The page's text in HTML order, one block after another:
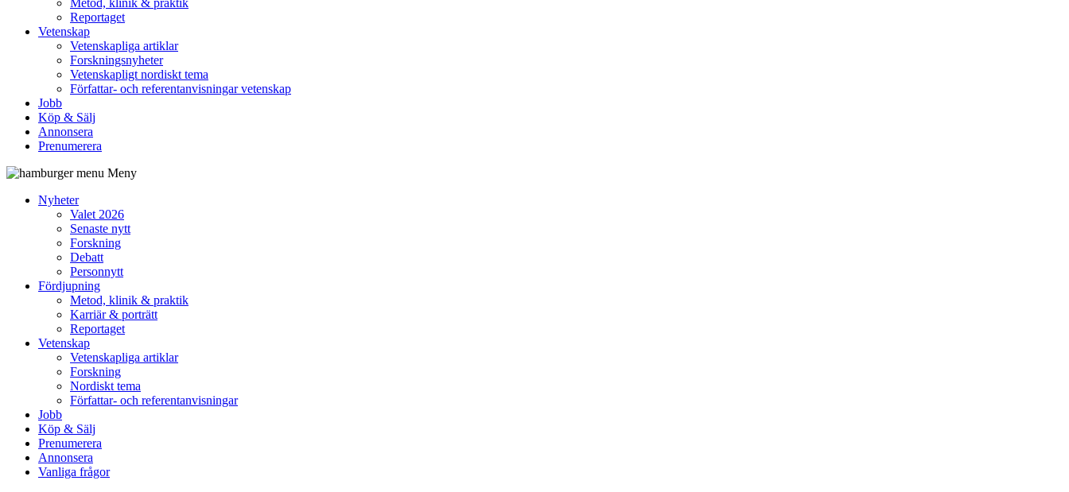
Metod, klinik & praktik
Reportaget
Vetenskap
Vetenskapliga artiklar
Forskningsnyheter
Vetenskapligt nordiskt tema
Författar- och referentanvisningar vetenskap
Jobb
Köp & Sälj
Annonsera
Prenumerera
Meny
Nyheter
Valet 2026
Senaste nytt
Forskning
Debatt
Personnytt
Fördjupning
Metod, klinik & praktik
Karriär & porträtt
Reportaget
Vetenskap
Vetenskapliga artiklar
Forskning
Nordiskt tema
Författar- och referentanvisningar
Jobb
Köp & Sälj
Prenumerera
Annonsera
Vanliga frågor